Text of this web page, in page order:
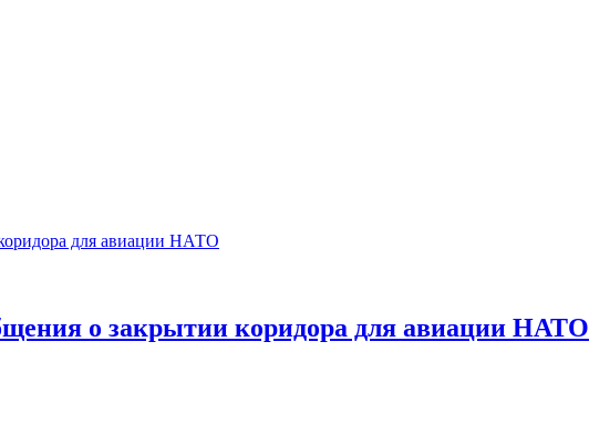
о закрытии коридора для авиации НАТО